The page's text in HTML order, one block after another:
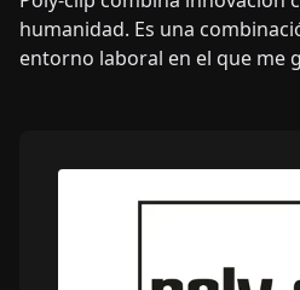
humanidad. Es una
entorno laboral en el que me